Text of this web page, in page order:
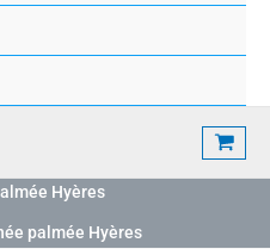
Hyères
palmée Hyères